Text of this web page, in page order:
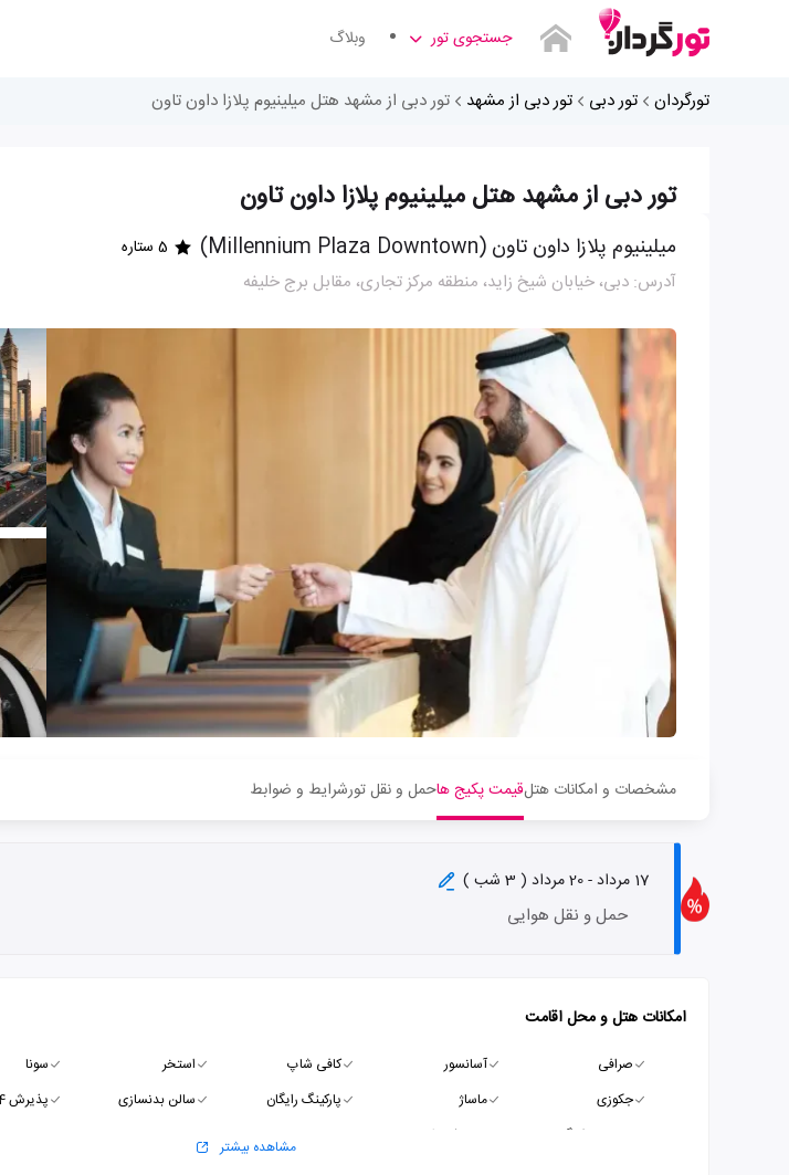
جستجوی تور وبلاگ
تورگردان تور دبی تور دبی از مشهد تور دبی از مشهد هتل میلینیوم پلازا داون تاون
تور دبی از مشهد هتل میلینیوم پلازا داون تاون
میلینیوم پلازا داون تاون (Millennium Plaza Downtown) 5 ستاره
آدرس: دبی، خیابان شیخ زاید، منطقه مرکز تجاری، مقابل برج خلیفه
مشخصات و امکانات هتلقیمت پکیج هاحمل و نقل تورشرایط و ضوابط
17 مرداد - 20 مرداد ( 3 شب )
حمل و نقل هوایی
امکانات هتل و محل اقامت
صرافی آسانسور کافی شاپ استخر
سونا
جکوزی
ماساژ پارکینگ رایگان سالن بدنسازی
پذیرش 24 ساعته
سرویس فرنگی
سالن کنفرانس
مشاهده بیشتر